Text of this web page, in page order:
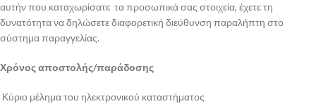
αυτήν που καταχωρίσατε τα προσωπικά σας στοιχεία, έχετε τη
δυνατότητα να δηλώσετε διαφορετική διεύθυνση παραλήπτη στο
σύστημα παραγγελίας.
Χρόνος αποστολής/παράδοσης
Κύριο μέλημα του ηλεκτρονικού καταστήματος